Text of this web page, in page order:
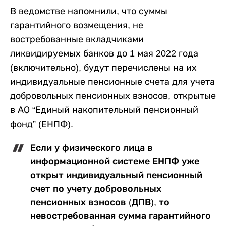
В ведомстве напомнили, что суммы
гарантийного возмещения, не
востребованные вкладчиками
ликвидируемых банков до 1 мая 2022 года
(включительно), будут перечислены на их
индивидуальные пенсионные счета для учета
добровольных пенсионных взносов, открытые
в АО “Единый накопительный пенсионный
фонд” (ЕНПФ).
Если у физического лица в
информационной системе ЕНПФ уже
открыт индивидуальный пенсионный
счет по учету добровольных
пенсионных взносов (ДПВ), то
невостребованная сумма гарантийного